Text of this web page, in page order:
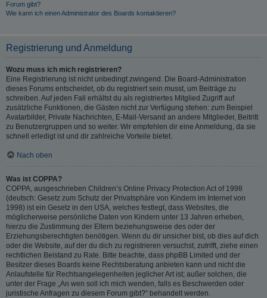
Forum gibt?
Wie kann ich einen Administrator des Boards kontaktieren?
Registrierung und Anmeldung
Wozu muss ich mich registrieren?
Eine Registrierung ist nicht unbedingt zwingend. Die Board-Administration
dieses Forums entscheidet, ob du registriert sein musst, um Beiträge zu
schreiben. Auf jeden Fall erhältst du als registriertes Mitglied Zugriff auf
zusätzliche Funktionen, die Gästen nicht zur Verfügung stehen: zum Beispiel
Avatarbilder, Private Nachrichten, E-Mail-Versand an andere Mitglieder, Beitritt
zu Benutzergruppen und so weiter. Wir empfehlen dir eine Anmeldung, da sie
schnell erledigt ist und dir zahlreiche Vorteile bietet.
Nach oben
Was ist COPPA?
COPPA, ausgeschrieben Children’s Online Privacy Protection Act of 1998
(deutsch: Gesetz zum Schutz der Privatsphäre von Kindern im Internet von
1998) ist ein Gesetz in den USA, welches festlegt, dass Websites, die
möglicherweise persönliche Daten von Kindern unter 13 Jahren erheben,
hierzu die Zustimmung der Eltern beziehungsweise des oder der
Erziehungsberechtigten benötigen. Wenn du dir unsicher bist, ob dies auf dich
oder die Website, auf der du dich zu registrieren versuchst, zutrifft, ziehe einen
rechtlichen Beistand zu Rate. Bitte beachte, dass phpBB Limited und der
Besitzer dieses Boards keine Rechtsberatung anbieten kann und nicht die
Anlaufstelle für Rechtsangelegenheiten jeglicher Art ist; außer solchen, die
unter der Frage „An wen soll ich mich wenden, falls es Beschwerden oder
juristische Anfragen zu diesem Forum gibt?“ behandelt werden.